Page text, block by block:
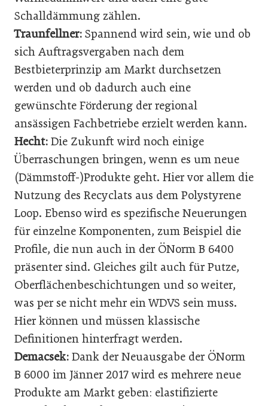
Schalldämmung zählen.
Traunfellner: Spannend wird sein, wie und ob
sich Auftragsvergaben nach dem
Bestbieterprinzip am Markt durchsetzen
werden und ob dadurch auch eine
gewünschte Förderung der regional
ansässigen Fachbetriebe erzielt werden kann.
Hecht: Die Zukunft wird noch einige
Überraschungen bringen, wenn es um neue
(Dämmstoff-)Produkte geht. Hier vor allem die
Nutzung des Recyclats aus dem Polystyrene
Loop. Ebenso wird es spezifische Neuerungen
für einzelne Komponenten, zum Beispiel die
Profile, die nun auch in der ÖNorm B 6400
präsenter sind. Gleiches gilt auch für Putze,
Oberflächenbeschichtungen und so weiter,
was per se nicht mehr ein WDVS sein muss.
Hier können und müssen klassische
Definitionen hinterfragt werden.
Demacsek: Dank der Neuausgabe der ÖNorm
B 6000 im Jänner 2017 wird es mehrere neue
Produkte am Markt geben: elastifizierte